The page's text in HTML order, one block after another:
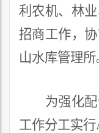
利农机、 林业
招商工作，
山水库管理所
为强化
工作分工实行